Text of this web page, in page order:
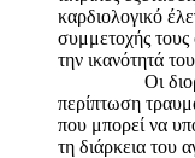
καρδιολογικό
συμμετοχής
την
Οι
περίπτωση
που μπορεί να
τη διάρκεια του